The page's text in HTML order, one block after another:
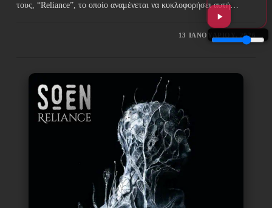
τους, “Reliance”, το οποίο αναμένεται να κυκλοφορήσει αυτή…
13 ΙΑΝΟΥΑΡΊΟΥ, 2026